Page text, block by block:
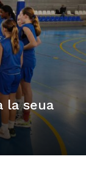
la seua